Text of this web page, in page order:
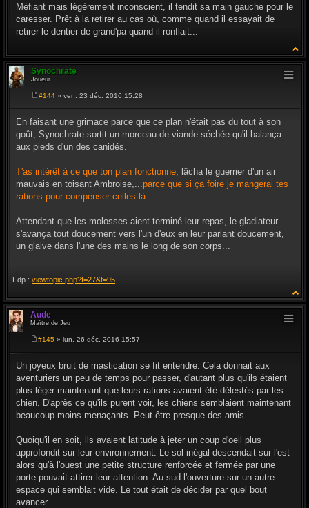
Méfiant mais légèrement inconscient, il tendit sa main gauche pour le
caresser. Prêt à la retirer au cas où, comme quand il essayait de
retirer le dentier de grand'pa quand il ronflait...
Synochrate
Joueur
s
s
a
g
e
#144» ven. 23 déc. 2016 15:28
En faisant une grimace parce que ce plan n'était pas du tout à son
goût, Synochrate sortit un morceau de viande séchée qu'il balança
aux pieds d'un des canidés.
T'as intérêt à ce que ton plan fonctionne , lâcha le guerrier d'un air
mauvais en toisant Ambroise,... parce que si ça foire je mangerai tes
rations pour compenser celles-là...
Attendant que les molosses aient terminé leur repas, le gladiateur
s'avança tout doucement vers l'un d'eux en leur parlant doucement,
un glaive dans l'une des mains le long de son corps...
Fdp : viewtopic.php?f=27&t=95
Aude
Maître de Jeu
s
a
g
e
#145 » lun. 26 déc. 2016 15:57
Un joyeux bruit de mastication se fit entendre. Cela donnait aux
aventuriers un peu de temps pour passer, d'autant plus qu'ils étaient
plus léger maintenant que leurs rations avaient été délestés par les
chien. D'après ce qu'ils purent voir, les chiens semblaient maintenant
beaucoup moins menaçants. Peut-être presque des amis...
Quoiqu'il en soit, ils avaient latitude à jeter un coup d'oeil plus
approfondit sur leur environnement. Le sol inégal descendait sur l'est
alors qu'à l'ouest une petite structure renforcée et fermée par une
porte pouvait attirer leur attention. Au sud l'ouverture sur un autre
espace qui semblait vide. Le tout était de décider par quel bout
avancer ...